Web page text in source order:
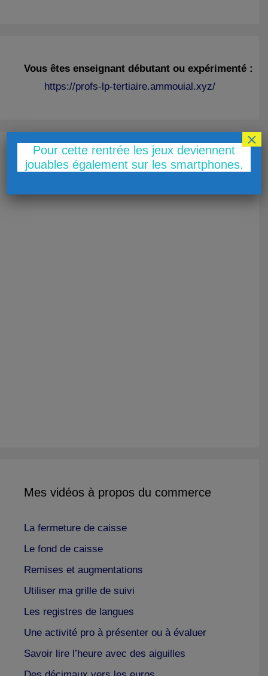
Vous êtes enseignant débutant ou expérimenté :
https://profs-lp-tertiaire.ammouial.xyz/
Mes vidéos à propos du commerce
La fermeture de caisse
Le fond de caisse
Remises et augmentations
Utiliser ma grille de suivi
Les registres de langues
Une activité pro à présenter ou à évaluer
Savoir lire l’heure avec des aiguilles
Pour cette rentrée les jeux deviennent
jouables également sur les smartphones.
×